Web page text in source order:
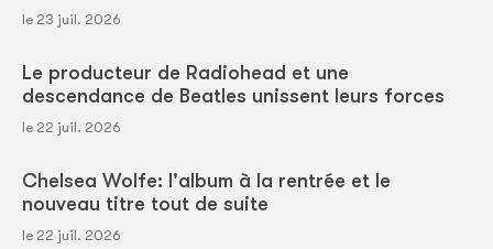
le 23 juil. 2026
Le producteur de Radiohead et une
descendance de Beatles unissent leurs forces
le 22 juil. 2026
Chelsea Wolfe: l'album à la rentrée et le
nouveau titre tout de suite
le 22 juil. 2026